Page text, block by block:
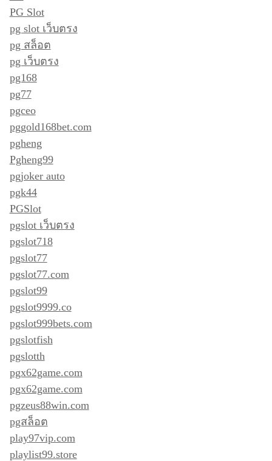
PG Slot
pg slot เว็บตรง
pg สล็อต
pg เว็บตรง
pg168
pg77
pgceo
pggold168bet.com
pgheng
Pgheng99
pgjoker auto
pgk44
PGSlot
pgslot เว็บตรง
pgslot718
pgslot77
pgslot77.com
pgslot99
pgslot9999.co
pgslot999bets.com
pgslotfish
pgslotth
pgx62game.com
pgx62game.com
pgzeus88win.com
pgสล็อต
play97vip.com
playlist99.store